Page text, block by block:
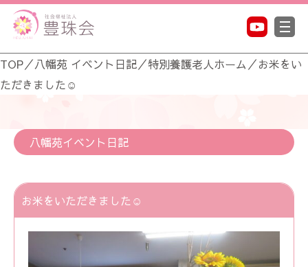
TOP／八幡苑 イベント日記／特別養護老人ホーム ／お米をい
ただきました☺
八幡苑イベント日記
お米をいただきました☺